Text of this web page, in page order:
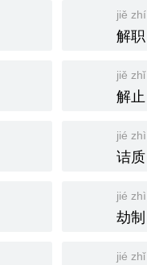
jiě zhí
解职
jiě zhǐ
解止
jié zhì
诘质
jié zhì
劫制
jié zhǐ